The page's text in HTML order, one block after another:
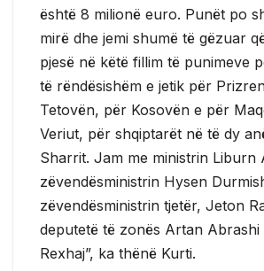
është 8 milionë euro. Punët po
mirë dhe jemi shumë të gëzuar
pjesë në këtë fillim të punimeve
të rëndësishëm e jetik për
Tetovën, për Kosovën e për
Veriut, për shqiptarët në të dy
Sharrit. Jam me ministrin Liburn
zëvendësministrin Hysen
zëvendësministrin tjetër, Jeton
deputetë të zonës Artan
Rexhaj”, ka thënë Kurti.